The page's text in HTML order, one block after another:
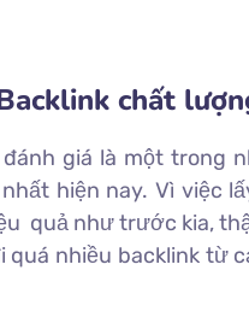
chất
giá là một trong
hiện nay. Vì việc
quả như trước kia,
quá nhiều backlink từ